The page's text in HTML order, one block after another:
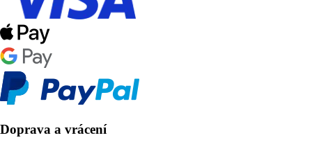
Doprava a vrácení